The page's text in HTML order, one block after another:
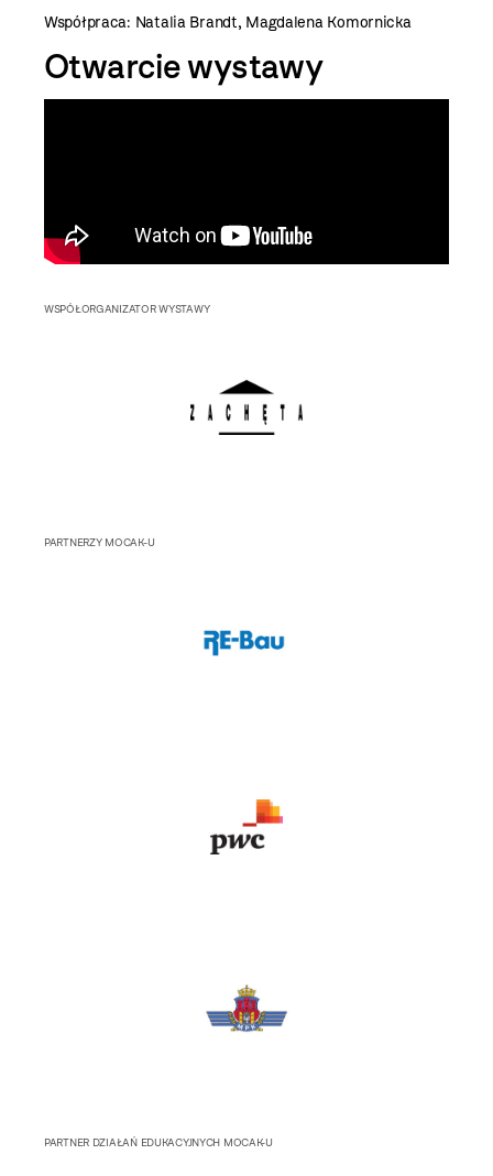
Współpraca: Natalia Brandt, Magdalena Komornicka
Otwarcie wystawy
WSPÓŁORGANIZATOR WYSTAWY
PARTNERZY MOCAK-U
PARTNER DZIAŁAŃ EDUKACYJNYCH MOCAK-U